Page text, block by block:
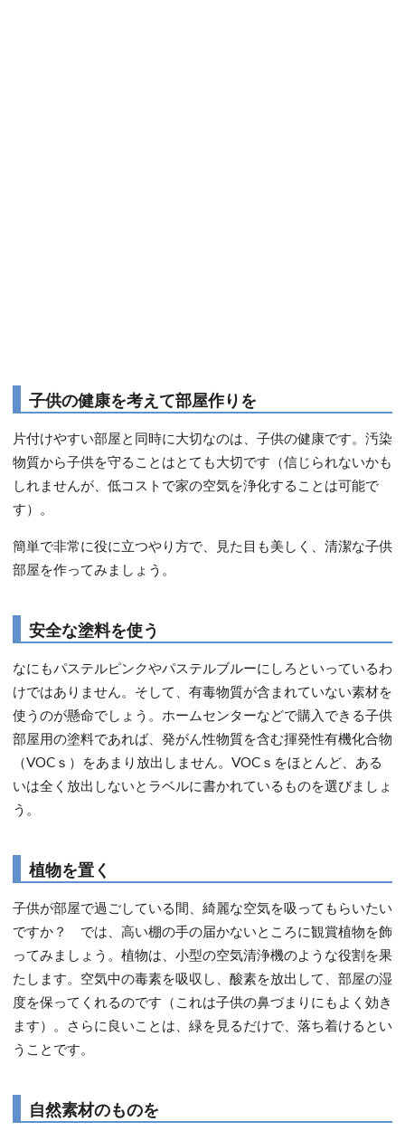
子供の健康を考えて部屋作りを
片付けやすい部屋と同時に大切なのは、子供の健康です。汚染
物質から子供を守ることはとても大切です（信じられないかも
しれませんが、低コストで家の空気を浄化することは可能で
す）。
簡単で非常に役に立つやり方で、見た目も美しく、清潔な子供
部屋を作ってみましょう。
安全な塗料を使う
なにもパステルピンクやパステルブルーにしろといっているわ
けではありません。そして、有毒物質が含まれていない素材を
使うのが懸命でしょう。ホームセンターなどで購入できる子供
部屋用の塗料であれば、発がん性物質を含む揮発性有機化合物
（VOCｓ）をあまり放出しません。VOCｓをほとんど、ある
いは全く放出しないとラベルに書かれているものを選びましょ
う。
植物を置く
子供が部屋で過ごしている間、綺麗な空気を吸ってもらいたい
ですか？ では、高い棚の手の届かないところに観賞植物を飾
ってみましょう。植物は、小型の空気清浄機のような役割を果
たします。空気中の毒素を吸収し、酸素を放出して、部屋の湿
度を保ってくれるのです（これは子供の鼻づまりにもよく効き
ます）。さらに良いことは、緑を見るだけで、落ち着けるとい
うことです。
自然素材のものを